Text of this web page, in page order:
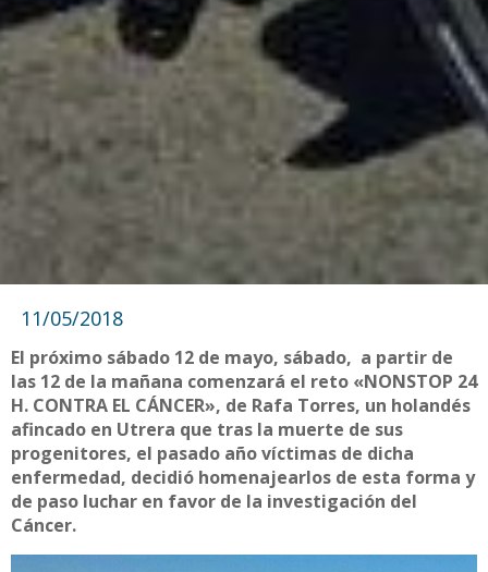
11/05/2018
El próximo sábado 12 de mayo, sábado, a partir de
las 12 de la mañana comenzará el reto «NONSTOP 24
H. CONTRA EL CÁNCER», de Rafa Torres, un holandés
afincado en Utrera que tras la muerte de sus
progenitores, el pasado año víctimas de dicha
enfermedad, decidió homenajearlos de esta forma y
de paso luchar en favor de la investigación del
Cáncer.